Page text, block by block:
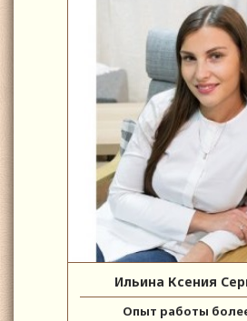
Ильина Ксения
Опыт работы